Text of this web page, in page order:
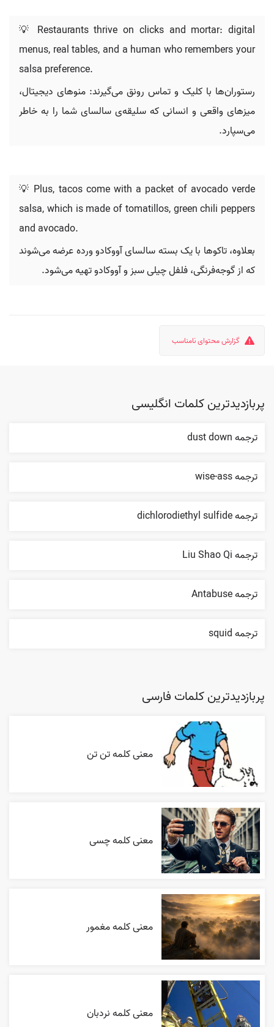
💡 Restaurants thrive on clicks and mortar: digital
menus, real tables, and a human who remembers your
salsa preference.
رستوران‌ها با کلیک و تماس رونق می‌گیرند: منوهای دیجیتال،
میزهای واقعی و انسانی که سلیقه‌ی سالسای شما را به خاطر
می‌سپارد.
💡 Plus, tacos come with a packet of avocado verde
salsa, which is made of tomatillos, green chili peppers
and avocado.
بعلاوه، تاکوها با یک بسته سالسای آووکادو ورده عرضه می‌شوند
که از گوجه‌فرنگی، فلفل چیلی سبز و آووکادو تهیه می‌شود.
گزارش محتوای نامناسب
پربازدیدترین کلمات انگلیسی
ترجمه dust down
ترجمه wise-ass
ترجمه dichlorodiethyl sulfide
ترجمه Liu Shao Qi
ترجمه Antabuse
ترجمه squid
پربازدیدترین کلمات فارسی
معنی کلمه تن تن
معنی کلمه چسی
معنی کلمه مغمور
معنی کلمه نردبان